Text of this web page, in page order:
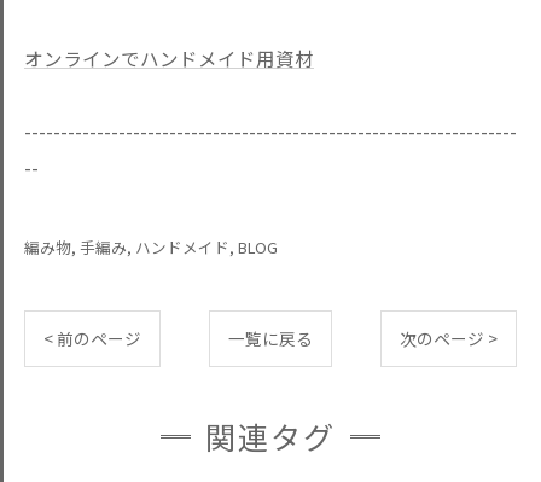
オンラインでハンドメイド用資材
--------------------------------------------------------------------
--
編み物 手編み ハンドメイド BLOG
< 前のページ 一覧に戻る 次のページ >
関連タグ